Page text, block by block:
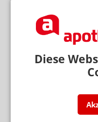
Diese
Neuere Artikel
STERBEHILFE
NRW-OVG:
tödlichem
ÄRZTE OHNE GRENZEN
HIV-Prävention mit